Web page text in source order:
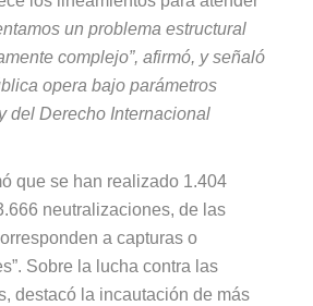
un problema estructural
complejo”, afirmó, y señaló
opera bajo parámetros
del Derecho Internacional
que se han realizado 1.404
neutralizaciones, de las
a capturas o
Sobre la lucha contra las
destacó la incautación de más